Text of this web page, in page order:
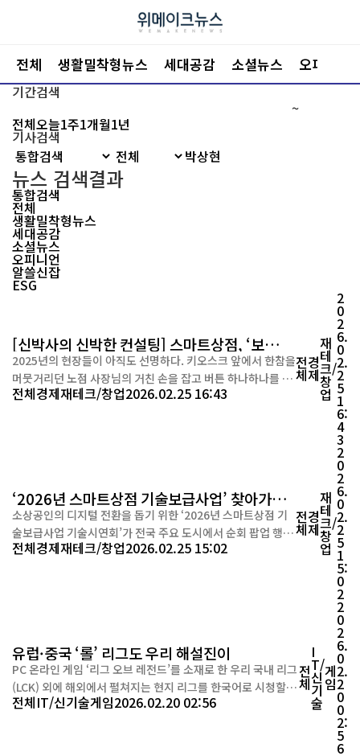
전체 생활밀착형뉴스 세대공감 소셜뉴스 오피니언
기간검색
~
전체오늘1주1개월1년
기사검색
뉴스 검색결과
통합검색
전체
생활밀착형뉴스
세대공감
소셜뉴스
오피니언
알쓸신잡
ESG
[신박사의 신박한 컨설팅] 스마트상점, ‘보
급’에서 ‘경영’으로
2025년의 현장들이 아직도 선명하다. 키오스크 앞에서 한참을
머뭇거리던 노점 사장님의 거친 손을 잡고 버튼 하나하나를 안
내하던 순간, 서빙 로봇이 들어온 뒤 비로소 손님과 눈을 맞추
전체경제재테크/창업2026.02.25 16:43
전
체
경
제
재
테
크/
창
업
2
0
2
6.
0
2.
2
5
1
6:
4
3
‘2026년 스마트상점 기술보급사업’ 찾아가는
기술시연회… 전국서 팝업 행사
소상공인의 디지털 전환을 돕기 위한 ‘2026년 스마트상점 기
술보급사업 기술시연회’가 전국 주요 도시에서 순회 팝업 행사
형태로 열리고 있다. 원주·수원·대전·대구·광주 등 지역별 수
전체경제재테크/창업2026.02.25 15:02
전
체
경
제
재
테
크/
창
업
2
0
2
6.
0
2.
2
5
1
5:
0
2
유럽·중국 ‘롤’ 리그도 우리 해설진이
PC 온라인 게임 ‘리그 오브 레전드’를 소재로 한 우리 국내 리그
(LCK) 외에 해외에서 펼쳐지는 현지 리그를 한국어로 시청할 수
있게 됐다. SOOP은 올해 시즌 ‘LEC Versus’와 ‘LPL Split 1’
전체IT/신기술게임2026.02.20 02:56
전
체
I
T/
신
기
술
게
임
2
0
2
6.
0
2.
2
0
0
2:
5
6